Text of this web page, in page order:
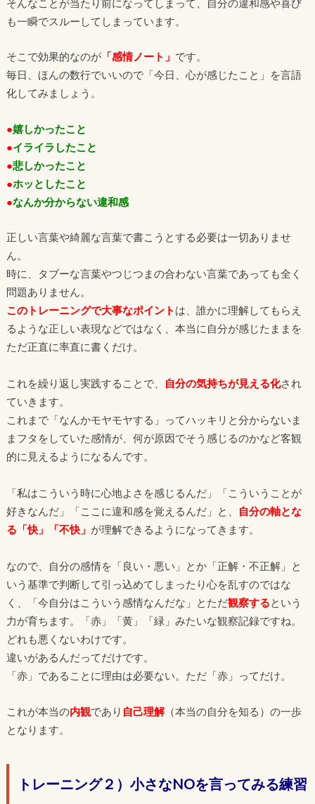
そんなことが当たり前になってしまって、自分の違和感や喜び
も一瞬でスルーしてしまっています。
そこで効果的なのが「感情ノート」 です。
毎日、ほんの数行でいいので「今日、心が感じたこと」を言語
化してみましょう。
●嬉しかったこと
●イライラしたこと
●悲しかったこと
●ホッとしたこと
●なんか分からない違和感
正しい言葉や綺麗な言葉で書こうとする必要は一切ありませ
ん。
時に、タブーな言葉やつじつまの合わない言葉であっても全く
問題ありません。
このトレーニングで大事なポイント は、誰かに理解してもらえ
るような正しい表現などではなく、本当に自分が感じたままを
ただ正直に率直に書くだけ。
これを繰り返し実践することで、 自分の気持ちが見える化され
ていきます。
これまで「なんかモヤモヤする」ってハッキリと分からないま
まフタをしていた感情が、何が原因でそう感じるのかなど客観
的に見えるようになるんです。
「私はこういう時に心地よさを感じるんだ」「こういうことが
好きなんだ」「ここに違和感を覚えるんだ」と、
自分の軸とな
る「快」「不快」 が理解できるようになってきます。
なので、自分の感情を「良い・悪い」とか「正解・不正解」と
いう基準で判断して引っ込めてしまったり心を乱すのではな
く、「今自分はこういう感情なんだな」とただ観察するという
力が育ちます。「赤」「黄」「緑」みたいな観察記録ですね。
どれも悪くないわけです。
違いがあるんだってだけです。
「赤」であることに理由は必要ない。ただ「赤」ってだけ。
これが本当の内観であり 自己理解（本当の自分を知る）の一歩
となります。
トレーニング２）小さなNOを言ってみる練習